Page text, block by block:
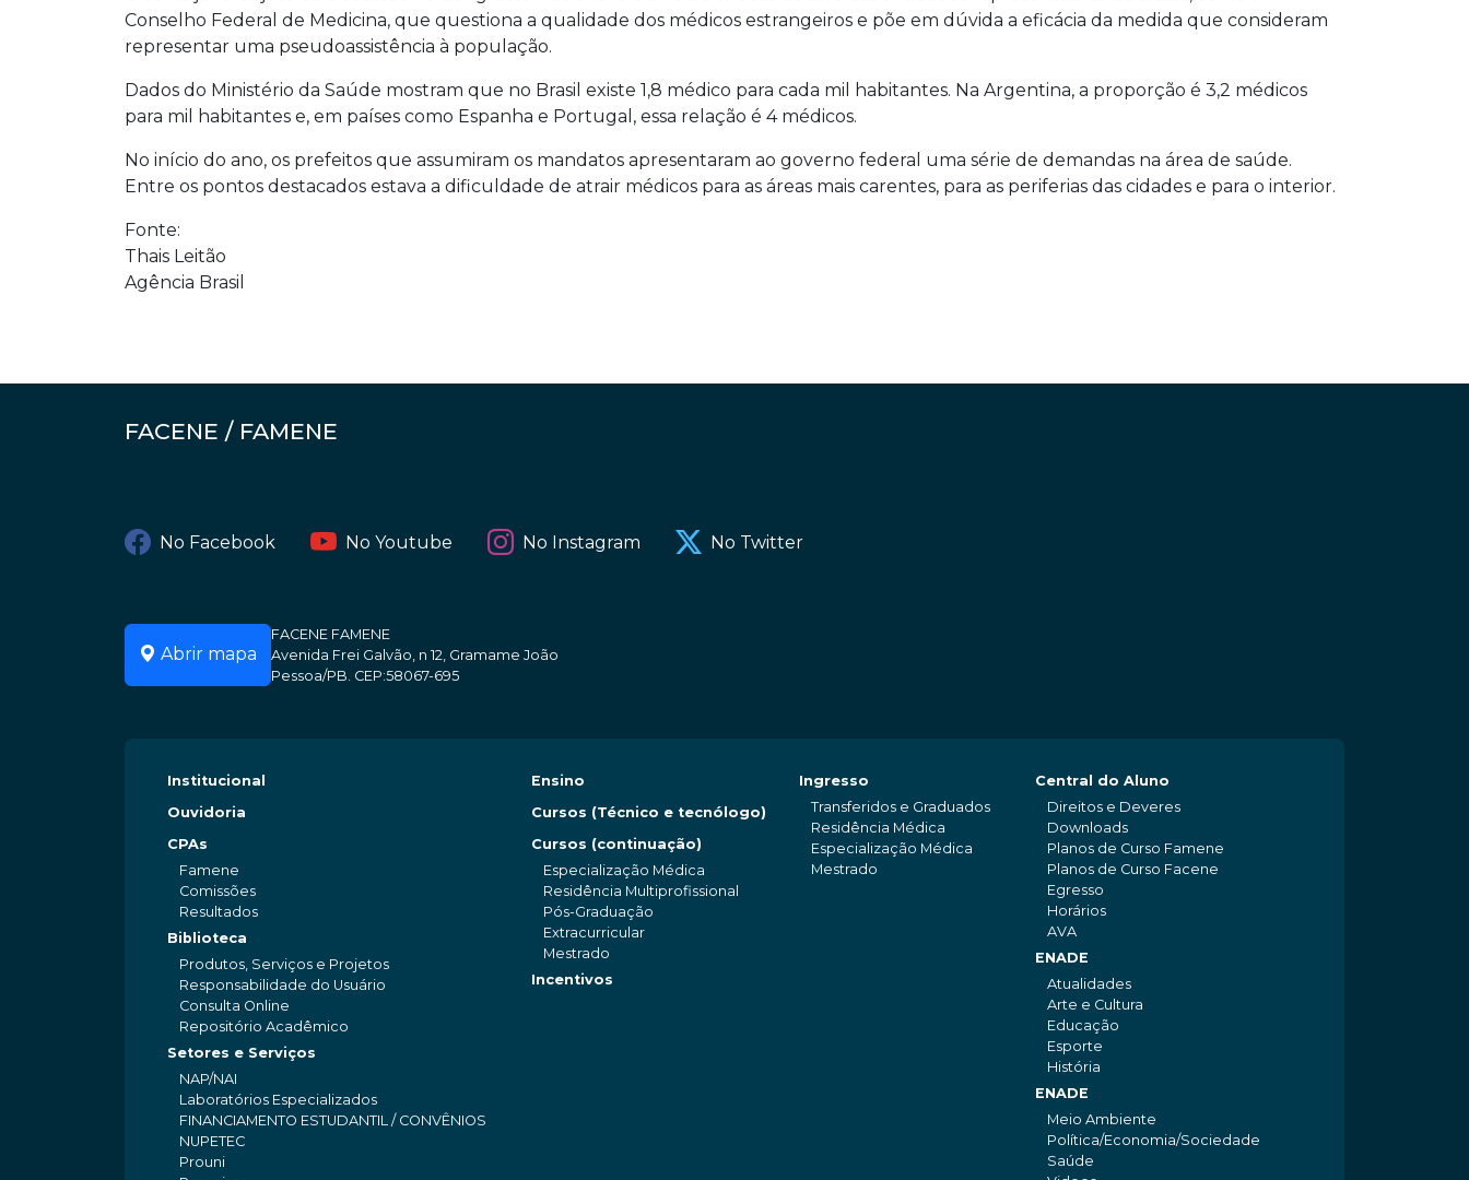
Conselho Federal de Medicina, que questiona a qualidade dos médicos estrangeiros e põe em dúvida a eficácia da medida que consideram
representar uma pseudoassistência à população.
Dados do Ministério da Saúde mostram que no Brasil existe 1,8 médico para cada mil habitantes. Na Argentina, a proporção é 3,2 médicos
para mil habitantes e, em países como Espanha e Portugal, essa relação é 4 médicos.
No início do ano, os prefeitos que assumiram os mandatos apresentaram ao governo federal uma série de demandas na área de saúde.
Entre os pontos destacados estava a dificuldade de atrair médicos para as áreas mais carentes, para as periferias das cidades e para o interior.
Fonte:
Thais Leitão
Agência Brasil
FACENE / FAMENE
No Facebook No Youtube No Instagram No Twitter
Abrir mapa
FACENE FAMENE
Avenida Frei Galvão, n 12, Gramame João
Pessoa/PB. CEP:58067-695
Institucional
Ouvidoria
CPAs
Famene
Comissões
Resultados
Biblioteca
Produtos, Serviços e Projetos
Responsabilidade do Usuário
Consulta Online
Repositório Acadêmico
Setores e Serviços
NAP/NAI
Laboratórios Especializados
FINANCIAMENTO ESTUDANTIL / CONVÊNIOS
NUPETEC
Prouni
Ensino
Cursos (Técnico e tecnólogo)
Cursos (continuação)
Especialização Médica
Residência Multiprofissional
Pós-Graduação
Extracurricular
Mestrado
Incentivos
Ingresso
Transferidos e Graduados
Residência Médica
Especialização Médica
Mestrado
Central do Aluno
Direitos e Deveres
Downloads
Planos de Curso Famene
Planos de Curso Facene
Egresso
Horários
AVA
ENADE
Atualidades
Arte e Cultura
Educação
Esporte
História
ENADE
Meio Ambiente
Política/Economia/Sociedade
Saúde